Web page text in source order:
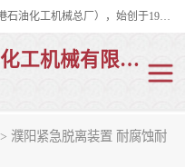
连云港华德石油化工机械有限公司（原连云港石油化工机械总厂），始创于1982年，是从事码头船用流体装卸臂、陆用流体装卸臂（鹤管）、活动梯、钢构平台、定量装车系统等全系列流体装卸设备的设计、制造、销售以及服务的专业供应商。
连云港华德石油化工机械有限公司
> 濮阳紧急脱离装置 耐腐蚀耐